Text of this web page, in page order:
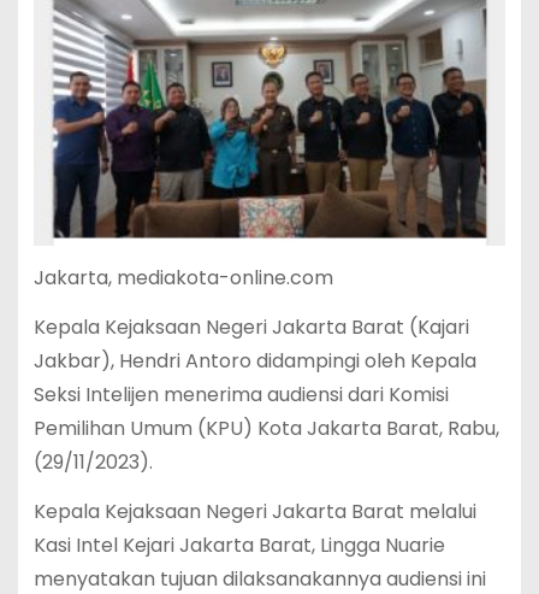
Jakarta, mediakota-online.com
Kepala Kejaksaan Negeri Jakarta Barat (Kajari
Jakbar), Hendri Antoro didampingi oleh Kepala
Seksi Intelijen menerima audiensi dari Komisi
Pemilihan Umum (KPU) Kota Jakarta Barat, Rabu,
(29/11/2023).
Kepala Kejaksaan Negeri Jakarta Barat melalui
Kasi Intel Kejari Jakarta Barat, Lingga Nuarie
menyatakan tujuan dilaksanakannya audiensi ini